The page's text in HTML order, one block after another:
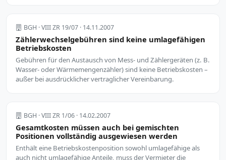
BGH · VIII ZR 19/07 · 14.11.2007
Zählerwechselgebühren sind keine umlagefähigen
Betriebskosten
Gebühren für den Austausch von Mess- und Zählergeräten (z. B.
Wasser- oder Wärmemengenzähler) sind keine Betriebskosten –
außer bei ausdrücklicher vertraglicher Vereinbarung.
BGH · VIII ZR 1/06 · 14.02.2007
Gesamtkosten müssen auch bei gemischten
Positionen vollständig ausgewiesen werden
Enthält eine Betriebskostenposition sowohl umlagefähige als
auch nicht umlagefähige Anteile, muss der Vermieter die